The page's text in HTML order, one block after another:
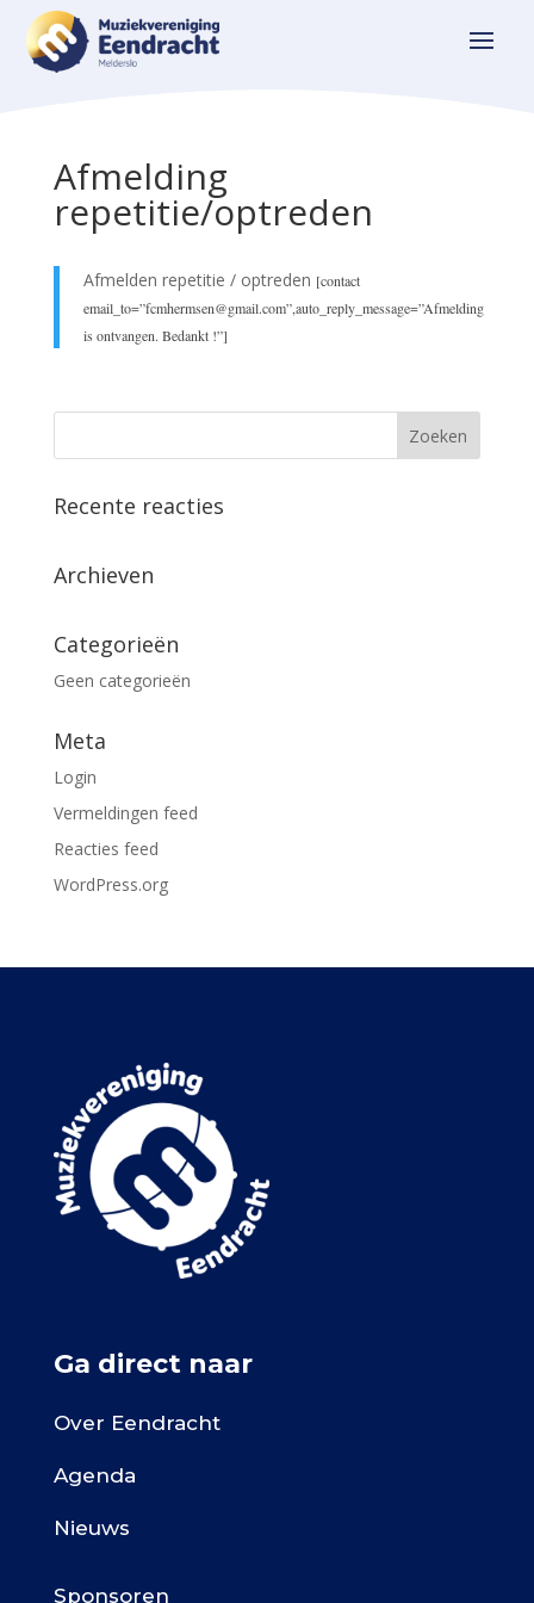
Afmelding
repetitie/optreden
Afmelden repetitie / optreden [contact
email_to=”fcmhermsen@gmail.com”,auto_reply_message=”Afmelding
is ontvangen. Bedankt !”]
Recente reacties
Archieven
Categorieën
Geen categorieën
Meta
Login
Vermeldingen feed
Reacties feed
WordPress.org
Ga direct naar
Over Eendracht
Agenda
Nieuws
Sponsoren